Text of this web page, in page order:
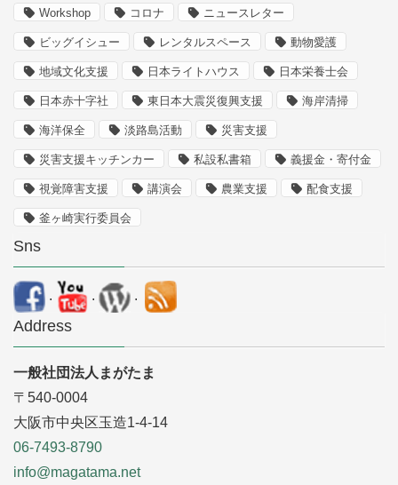
Workshop コロナ ニュースレター
ビッグイシュー レンタルスペース 動物愛護
地域文化支援 日本ライトハウス 日本栄養士会
日本赤十字社 東日本大震災復興支援 海岸清掃
海洋保全 淡路島活動 災害支援
災害支援キッチンカー 私設私書箱 義援金・寄付金
視覚障害支援 講演会 農業支援 配食支援
釜ヶ崎実行委員会
Sns
. . .
Address
一般社団法人まがたま
〒540-0004
大阪市中央区玉造1-4-14
06-7493-8790
info@magatama.net